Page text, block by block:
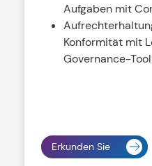
Aufgaben mit
Konformität mit
Governance-
Erkunden Sie